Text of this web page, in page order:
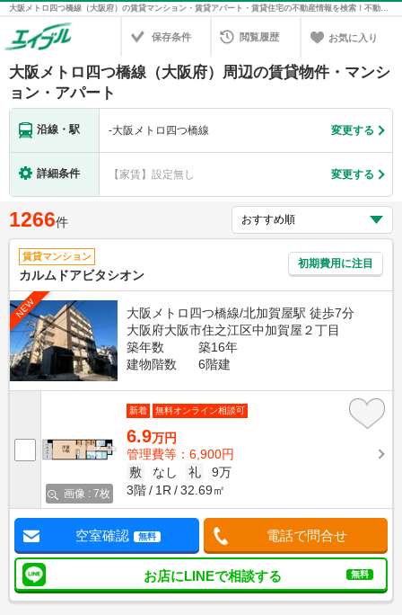
大阪メトロ四つ橋線（大阪府）の賃貸マンション・賃貸アパート・賃貸住宅の不動産情報を検索！不動産賃貸の物件探しは、お部屋探しのエイブル
保存条件 閲覧履歴 お気に入り
大阪メトロ四つ橋線（大阪府）周辺の賃貸物件・マンシ
ョン・アパート
沿線・駅 -大阪メトロ四つ橋線 変更する
詳細条件 【家賃】設定無し 変更する
1266件
賃貸マンション
カルムドアビタシオン
初期費用に注目
NEW
大阪メトロ四つ橋線/北加賀屋駅 徒歩7分
大阪府大阪市住之江区中加賀屋２丁目
築年数
築16年
建物階数
6階建
画像 : 7枚
新着 無料オンライン相談可
6.9万円
管理費等：6,900円
敷
なし 礼
9万
3階
1R 32.69㎡
空室確認 無料 電話で問合せ
お店にLINEで相談する 無料